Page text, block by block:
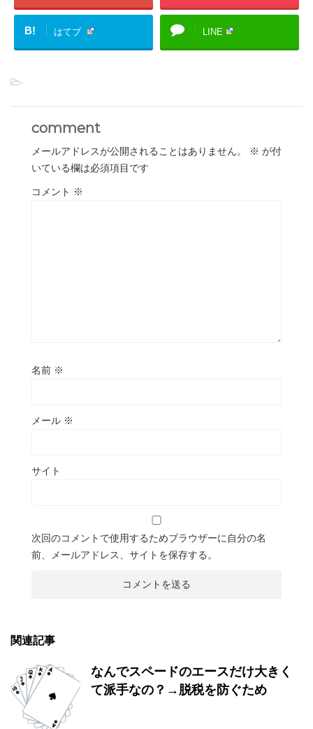
B! はてブ LINE
-
comment
メールアドレスが公開されることはありません。 ※ が付
いている欄は必須項目です
コメント ※
名前 ※
メール ※
サイト
次回のコメントで使用するためブラウザーに自分の名
前、メールアドレス、サイトを保存する。
関連記事
なんでスペードのエースだけ大きく
て派手なの？→脱税を防ぐため